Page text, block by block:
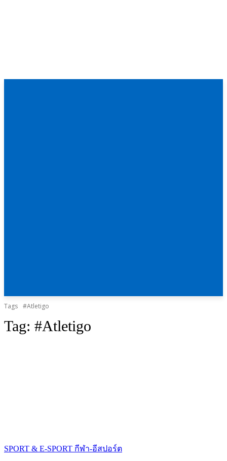
Tags #Atletigo
Tag: #Atletigo
SPORT & E-SPORT กีฬา-อีสปอร์ต